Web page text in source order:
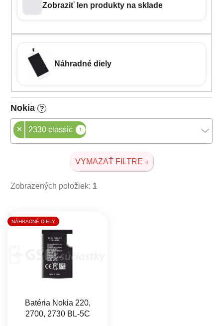
Zobraziť len produkty na sklade
Náhradné diely
Nokia ?
× 2330 classic 1
VYMAZAŤ FILTRE
Zobrazených položiek: 1
Výpis produktov
NÁHRADNÉ DIELY
Batéria Nokia 220,
2700, 2730 BL-5C